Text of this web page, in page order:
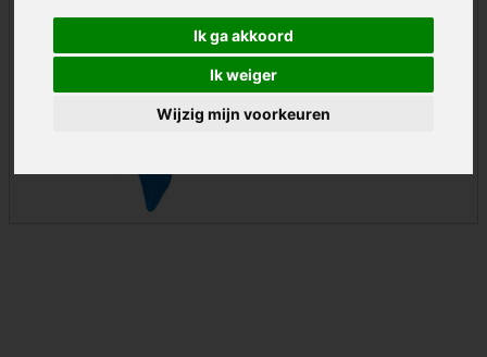
Ik ga akkoord
Ik weiger
Wijzig mijn voorkeuren